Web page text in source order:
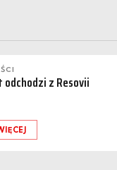
z Resovii